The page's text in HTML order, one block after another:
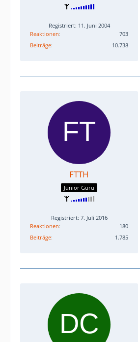
Registriert: 11. Juni 2004
Reaktionen
703
Beiträge
10.738
FTTH
Junior Guru
Registriert: 7. Juli 2016
Reaktionen
180
Beiträge
1.785